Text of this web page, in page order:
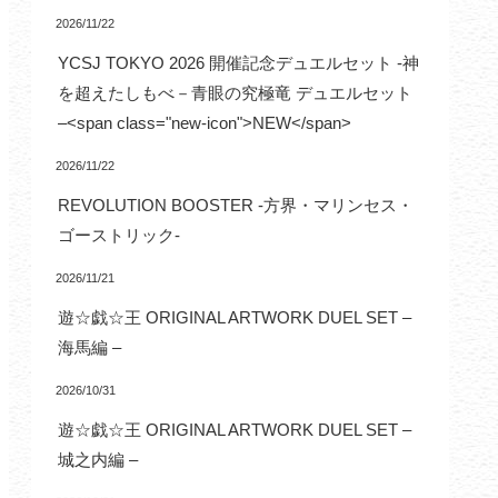
2026/11/22
YCSJ TOKYO 2026 開催記念デュエルセット -神
を超えたしもべ－青眼の究極竜 デュエルセット
–<span class="new-icon">NEW</span>
2026/11/22
REVOLUTION BOOSTER -方界・マリンセス・
ゴーストリック-
2026/11/21
遊☆戯☆王 ORIGINAL ARTWORK DUEL SET –
海馬編 –
2026/10/31
遊☆戯☆王 ORIGINAL ARTWORK DUEL SET –
城之内編 –